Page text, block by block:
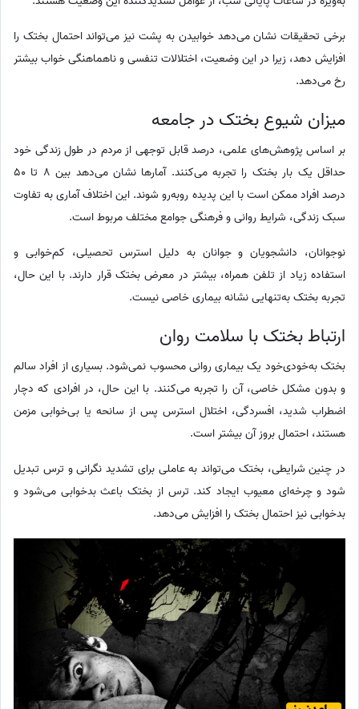
برخی تحقیقات نشان می‌دهد خوابیدن به پشت نیز می‌تواند احتمال بختک را
افزایش دهد، زیرا در این وضعیت، اختلالات تنفسی و ناهماهنگی خواب بیشتر
رخ می‌دهد.
میزان شیوع بختک در جامعه
بر اساس پژوهش‌های علمی، درصد قابل توجهی از مردم در طول زندگی خود
حداقل یک بار بختک را تجربه می‌کنند. آمارها نشان می‌دهد بین 8 تا 50
درصد افراد ممکن است با این پدیده روبه‌رو شوند. این اختلاف آماری به تفاوت
سبک زندگی، شرایط روانی و فرهنگی جوامع مختلف مربوط است.
نوجوانان، دانشجویان و جوانان به دلیل استرس تحصیلی، کم‌خوابی و
استفاده زیاد از تلفن همراه، بیشتر در معرض بختک قرار دارند. با این حال،
تجربه بختک به‌تنهایی نشانه بیماری خاصی نیست.
ارتباط بختک با سلامت روان
بختک به‌خودی‌خود یک بیماری روانی محسوب نمی‌شود. بسیاری از افراد سالم
و بدون مشکل خاصی، آن را تجربه می‌کنند. با این حال، در افرادی که دچار
اضطراب شدید، افسردگی، اختلال استرس پس از سانحه یا بی‌خوابی مزمن
هستند، احتمال بروز آن بیشتر است.
در چنین شرایطی، بختک می‌تواند به عاملی برای تشدید نگرانی و ترس تبدیل
شود و چرخه‌ای معیوب ایجاد کند. ترس از بختک باعث بدخوابی می‌شود و
بدخوابی نیز احتمال بختک را افزایش می‌دهد.